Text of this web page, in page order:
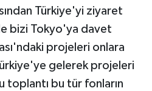
Türkiye'yi ziyaret
bizi Tokyo'ya davet
projeleri onlara
gelerek projeleri
toplantı bu tür fonların